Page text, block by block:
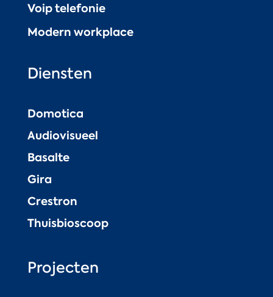
Voip telefonie
Modern workplace
Diensten
Domotica
Audiovisueel
Basalte
Gira
Crestron
Thuisbioscoop
Projecten